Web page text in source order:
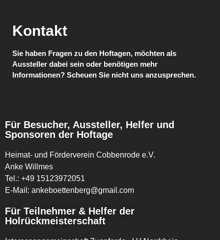
Kontakt
Sie haben Fragen zu den Hoftagen, möchten als
Aussteller dabei sein oder benötigen mehr
Informationen? Scheuen Sie nicht uns anzusprechen.
Für Besucher, Aussteller, Helfer und
Sponsoren der Hoftage
Heimat- und Förderverein Cobbenrode e.V.
Anke Willmes
Tel.: +49 15123972051
E-Mail: ankeboettenberg@gmail.com
Für Teilnehmer & Helfer der
Holrückmeisterschaft